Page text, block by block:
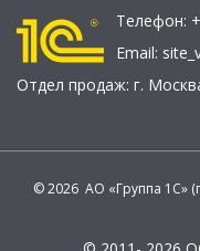
Телефон:
Email:
Отдел продаж: г.
© 2026 АО «Группа 1С»